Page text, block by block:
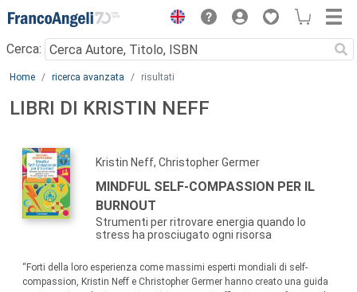
Menu
Cerca:
Main content
Home ricerca avanzata risultati
LIBRI DI KRISTIN NEFF
Kristin Neff, Christopher Germer
MINDFUL SELF-COMPASSION PER IL
BURNOUT
Strumenti per ritrovare energia quando lo
stress ha prosciugato ogni risorsa
“Forti della loro esperienza come massimi esperti mondiali di self-
compassion, Kristin Neff e Christopher Germer hanno creato una guida